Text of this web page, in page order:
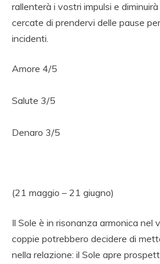
rallenterà i vostri impulsi e
cercate di prendervi delle pause
incidenti.
Amore 4/5
Salute 3/5
Denaro 3/5
(21 maggio – 21 giugno)
Il Sole è in risonanza armonica nel
coppie potrebbero decidere di
nella relazione: il Sole apre